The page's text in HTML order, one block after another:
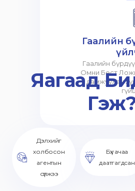
Гаалийн
Гаалийн
Омни Бест
дамжуулан
Яагаад
Дэлхийг
холбосон
агентын
сүлжээ
Бүх ачаа
даатгагдсан